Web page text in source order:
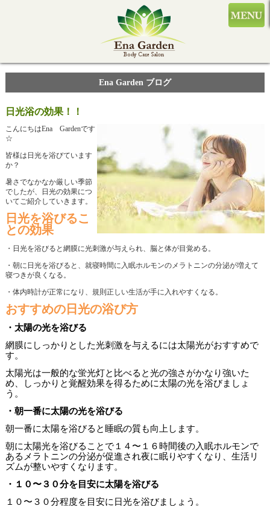
Ena Garden ブログ
日光浴の効果！！
こんにちはEna Gardenです
☆
皆様は日光を浴びています
か？
暑さでなかなか厳しい季節
でしたが、日光の効果につ
いてご紹介していきます。
日光を浴びるこ
との効果
・日光を浴びると網膜に光刺激が与えられ、脳と体が目覚める。
・朝に日光を浴びると、就寝時間に入眠ホルモンのメラトニンの分泌が増えて
寝つきが良くなる。
・体内時計が正常になり、規則正しい生活が手に入れやすくなる。
おすすめの日光の浴び方
・太陽の光を浴びる
網膜にしっかりとした光刺激を与えるには太陽光がおすすめで
す。
太陽光は一般的な蛍光灯と比べると光の強さがかなり強いた
め、しっかりと覚醒効果を得るために太陽の光を浴びましょ
う。
・朝一番に太陽の光を浴びる
朝一番に太陽を浴びると睡眠の質も向上します。
朝に太陽光を浴びることで１４〜１６時間後の入眠ホルモンで
あるメラトニンの分泌が促進され夜に眠りやすくなり、生活リ
ズムが整いやすくなります。
・１０〜３０分を目安に太陽を浴びる
１０〜３０分程度を目安に日光を浴びましょう。